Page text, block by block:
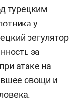
турецким
у
регулятор
за
атаке на
овощи и